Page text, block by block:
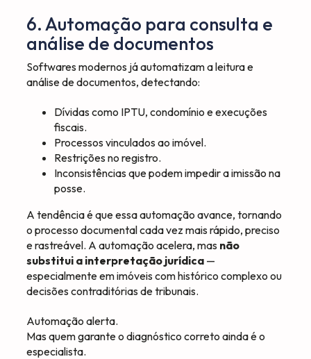
6. Automação para consulta e
análise de documentos
Softwares modernos já automatizam a leitura e
análise de documentos, detectando:
Dívidas como IPTU, condomínio e execuções
fiscais.
Processos vinculados ao imóvel.
Restrições no registro.
Inconsistências que podem impedir a imissão na
posse.
A tendência é que essa automação avance, tornando
o processo documental cada vez mais rápido, preciso
e rastreável. A automação acelera, mas não
substitui a interpretação jurídica —
especialmente em imóveis com histórico complexo ou
decisões contraditórias de tribunais.
Automação alerta.
Mas quem garante o diagnóstico correto ainda é o
especialista.